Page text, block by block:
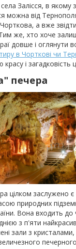
Залісся, в якому
можна від
а вже
же, хто хоче
довше і оглянути
в Чорткові чи
і загадковість
печера
цілком заслужено
природних
Вона входить
з п'яти
зали з